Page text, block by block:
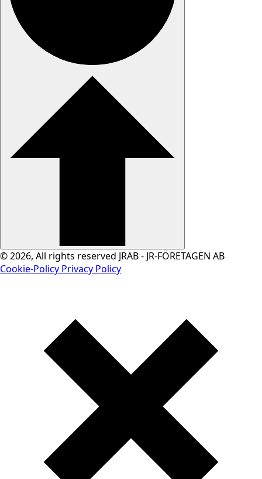
© 2026, All rights reserved JRAB - JR-FÖRETAGEN AB
Cookie-Policy Privacy Policy